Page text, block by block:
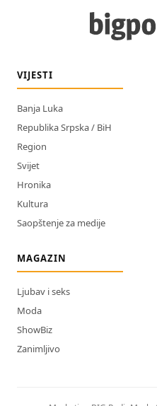
VIJESTI
Banja Luka
Republika Srpska / BiH
Region
Svijet
Hronika
Kultura
Saopštenje za medije
MAGAZIN
Ljubav i seks
Moda
ShowBiz
Zanimljivo